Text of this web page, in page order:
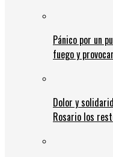
Pánico por un
fuego y
Dolor y
Rosario los